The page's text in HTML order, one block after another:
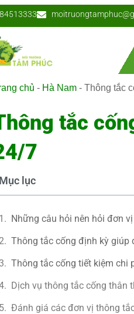
chủ - Hà Nam - Thông tắc
tắc
7
Mục lục
Những câu hỏi nên hỏi đơn
Thông tắc cống định kỳ giúp
Thông tắc cống tiết kiệm chi
Dịch vụ thông tắc cống thân
Đánh giá các đơn vị thông